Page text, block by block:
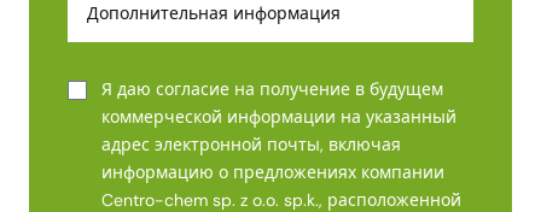
Я даю согласие на получение в будущем
коммерческой информации на указанный
адрес электронной почты, включая
информацию о предложениях компании
Centro-chem sp. z o.o. sp.k., расположенной